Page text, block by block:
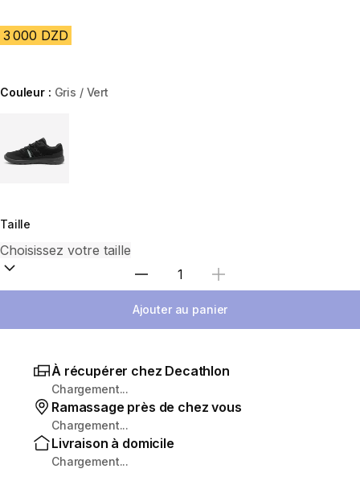
3 000 DZD
Couleur : Gris / Vert
Taille
Sélectionnez la quantité
Ajouter au panier
À récupérer chez Decathlon
Chargement...
Ramassage près de chez vous
Chargement...
Livraison à domicile
Chargement...